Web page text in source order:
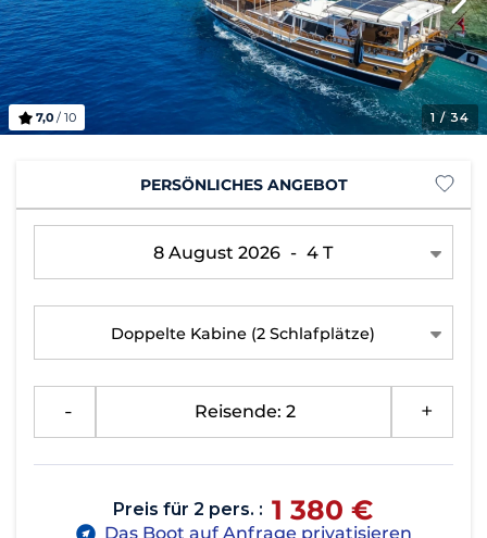
1/ 34
7,0/ 10
PERSÖNLICHES ANGEBOT
8 August 2026 - 4 T
Doppelte Kabine (2 Schlafplätze)
Reisende: 2
Preis für 2 pers. : 1 380 €
Das Boot auf Anfrage privatisieren